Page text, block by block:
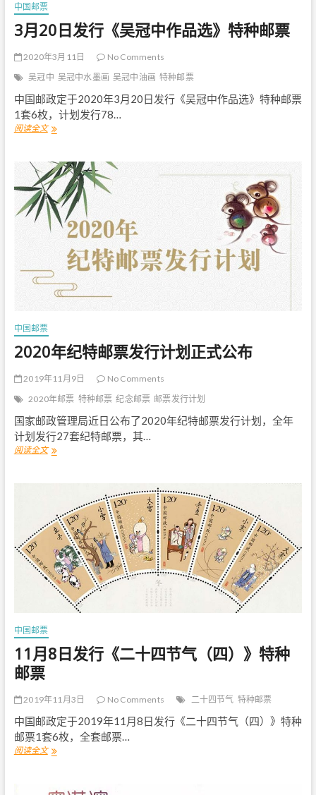
中国邮票
3月20日发行《吴冠中作品选》特种邮票
2020年3月11日
No Comments
吴冠中 吴冠中水墨画 吴冠中油画 特种邮票
中国邮政定于2020年3月20日发行《吴冠中作品选》特种邮票
1套6枚，计划发行78…
阅读全文3
0
日
发
行
《
吴
作
品
选
种
邮
票
中国邮票
2020年纪特邮票发行计划正式公布
2019年11月9日
No Comments
2020年邮票 特种邮票 纪念邮票 邮票发行计划
国家邮政管理局近日公布了2020年纪特邮票发行计划，全年
计划发行27套纪特邮票，其…
阅读全文2
纪
特
票
发
行
计
公
布
中国邮票
11月8日发行《二十四节气（四）》特种
邮票
2019年11月3日 No Comments 二十四节气 特种邮票
中国邮政定于2019年11月8日发行《二十四节气（四）》特种
邮票1套6枚，全套邮票…
阅读全文1